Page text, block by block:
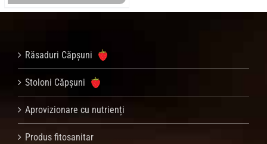
Răsaduri Căpșuni
Stoloni Căpșuni
Aprovizionare cu nutrienți
Produs fitosanitar